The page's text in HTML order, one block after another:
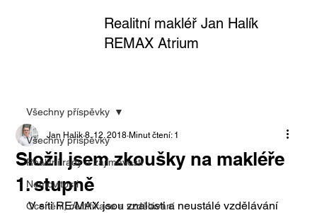
Realitní makléř Jan Halík
REMAX Atrium
Všechny příspěvky
Realitní rady a zajímavosti
Nemovitosti
Ocenění, certifikace a vzdělávání
Všechny příspěvky
Složil jsem zkoušky na makléře
1. stupně
Jan Halik 8. 12. 2018 Minut čtení: 1
V síti RE/MAX jsou znalosti a neustálé vzdělávání